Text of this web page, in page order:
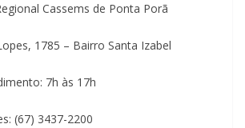
Cassems de Ponta Porã
1785 – Bairro Santa Izabel
7h às 17h
(67) 3437-2200